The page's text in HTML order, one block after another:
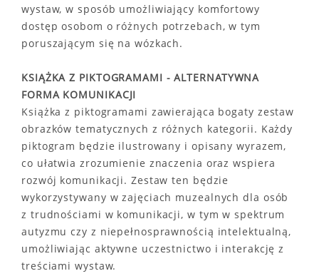
wystaw, w sposób umożliwiający komfortowy
dostęp osobom o różnych potrzebach, w tym
poruszającym się na wózkach.
KSIĄŻKA Z PIKTOGRAMAMI - ALTERNATYWNA
FORMA KOMUNIKACJI
Książka z piktogramami zawierająca bogaty zestaw
obrazków tematycznych z różnych kategorii. Każdy
piktogram będzie ilustrowany i opisany wyrazem,
co ułatwia zrozumienie znaczenia oraz wspiera
rozwój komunikacji. Zestaw ten będzie
wykorzystywany w zajęciach muzealnych dla osób
z trudnościami w komunikacji, w tym w spektrum
autyzmu czy z niepełnosprawnością intelektualną,
umożliwiając aktywne uczestnictwo i interakcję z
treściami wystaw.